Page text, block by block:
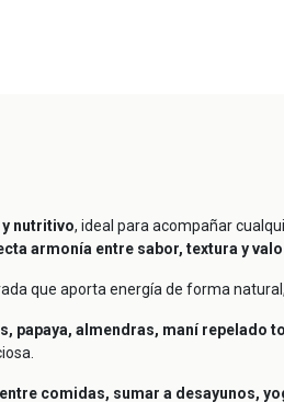
nutritivo, ideal para acompañar
armonía entre sabor, textura y
que aporta energía de forma
papaya, almendras, maní repelado
comidas, sumar a desayunos,